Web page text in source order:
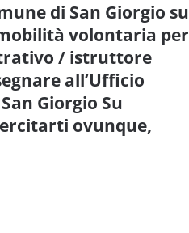
di San Giorgio su
volontaria per
/ istruttore
all’Ufficio
Giorgio Su
ovunque,